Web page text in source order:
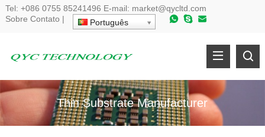
Tel: +086 0755 85241496 E-mail: market@qycltd.com
Sobre Contato | Português
Thin Substrate Manufacturer